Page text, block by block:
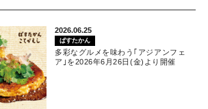
2026.06.25
ぱすたかん
多彩なグルメを味わう｢アジアンフェ
ア｣を2026年6月26日(金)より開催